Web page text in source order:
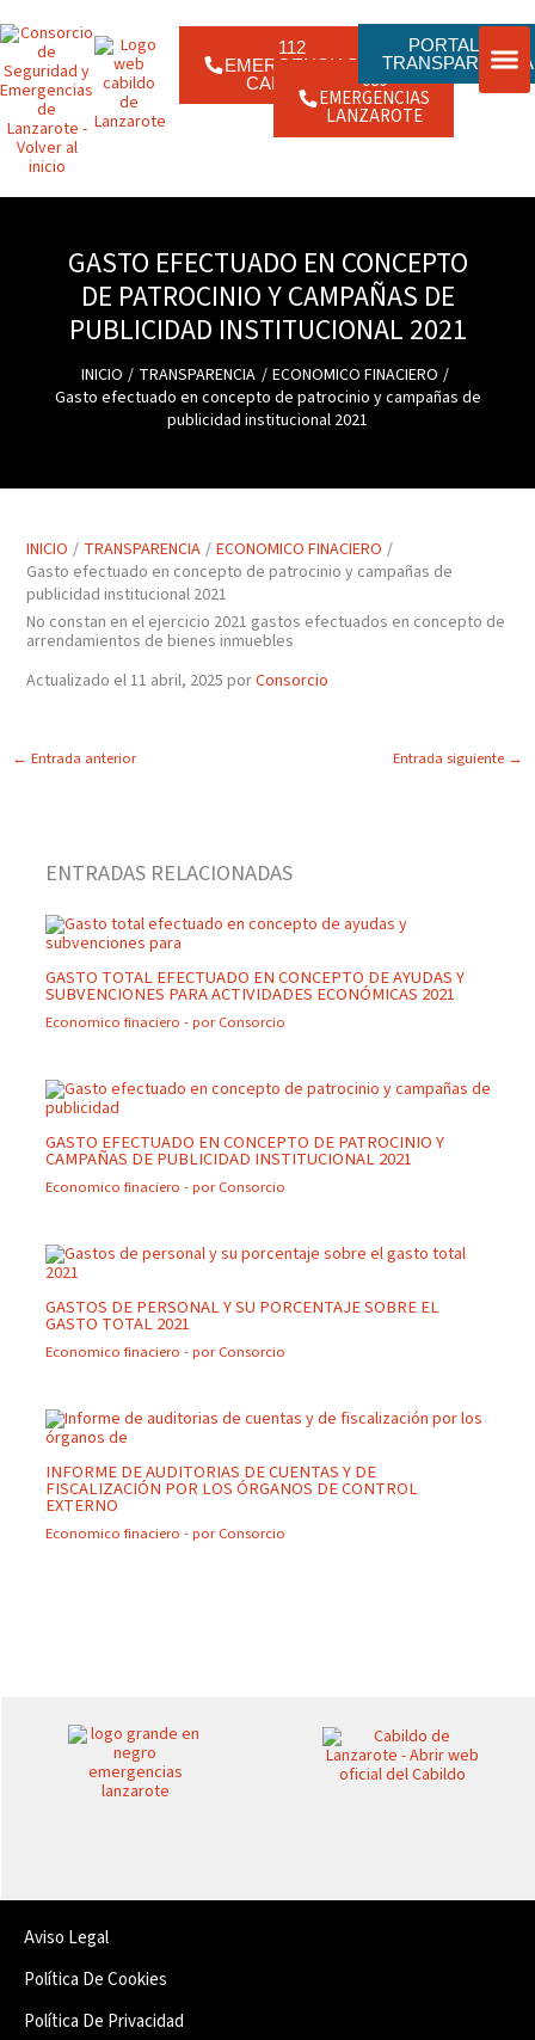
al
contenido
112
EMERGENCIAS
CANARIAS
080
EMERGENCIAS
LANZAROTE
PORTAL DE
TRANSPARENCIA
GASTO EFECTUADO EN CONCEPTO
DE PATROCINIO Y CAMPAÑAS DE
PUBLICIDAD INSTITUCIONAL 2021
INICIO TRANSPARENCIA
ECONOMICO FINACIERO
Gasto efectuado en concepto de patrocinio y campañas de
publicidad institucional 2021
INICIO TRANSPARENCIA
ECONOMICO FINACIERO
Gasto efectuado en concepto de patrocinio y campañas de
publicidad institucional 2021
No constan en el ejercicio 2021 gastos efectuados en concepto de
arrendamientos de bienes inmuebles
Actualizado el 11 abril, 2025 porConsorcio
← Entrada anterior Entrada siguiente →
ENTRADAS RELACIONADAS
GASTO TOTAL EFECTUADO EN CONCEPTO DE AYUDAS Y
SUBVENCIONES PARA ACTIVIDADES ECONÓMICAS 2021
Economico finaciero - por Consorcio
GASTO EFECTUADO EN CONCEPTO DE PATROCINIO Y
CAMPAÑAS DE PUBLICIDAD INSTITUCIONAL 2021
Economico finaciero - por Consorcio
GASTOS DE PERSONAL Y SU PORCENTAJE SOBRE EL
GASTO TOTAL 2021
Economico finaciero - por Consorcio
INFORME DE AUDITORIAS DE CUENTAS Y DE
FISCALIZACIÓN POR LOS ÓRGANOS DE CONTROL
EXTERNO
Economico finaciero - por Consorcio
Aviso Legal
Política De Cookies
Política De Privacidad